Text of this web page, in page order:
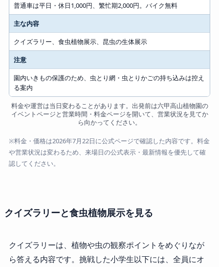
普通車は平日・休日1,000円、繁忙期2,000円。バイク無料
主な内容
クイズラリー、食虫植物展示、昆虫の生体展示
注意
園内いきもの保護のため、虫とり網・虫とりかごの持ち込みは控え
る案内
料金や運営は当日変わることがあります。出発前は六甲高山植物園の
イベントページと営業時間・料金ページを開いて、営業状況を見てか
ら向かってください。
※料金・価格は2026年7月22日に公式ページで確認した内容です。料金
や営業状況は変わるため、来場日の公式表示・最新情報を優先して確
認してください。
クイズラリーと食虫植物展示を見る
クイズラリーは、植物や虫の観察ポイントをめぐりなが
ら答える内容です。挑戦した小学生以下には、全員にオ